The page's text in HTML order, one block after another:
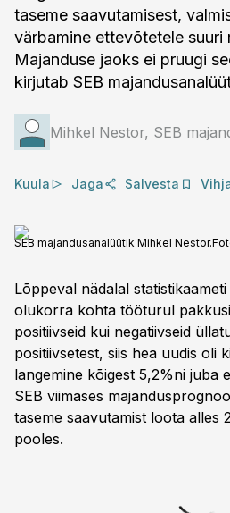
taseme saavutamisest,
värbamine ettevõtetele suuri
Majanduse jaoks ei pruugi
kirjutab SEB
Mihkel Nestor, SEB
Kuula Jaga Salvesta
SEB majandusanalüütik Mihkel Nestor.
Lõppeval nädalal
olukorra kohta tööturul
positiivseid kui negatiivseid
positiivsetest, siis hea uudis oli
langemine kõigest 5,2%ni juba
SEB viimases
taseme saavutamist loota alles
pooles.